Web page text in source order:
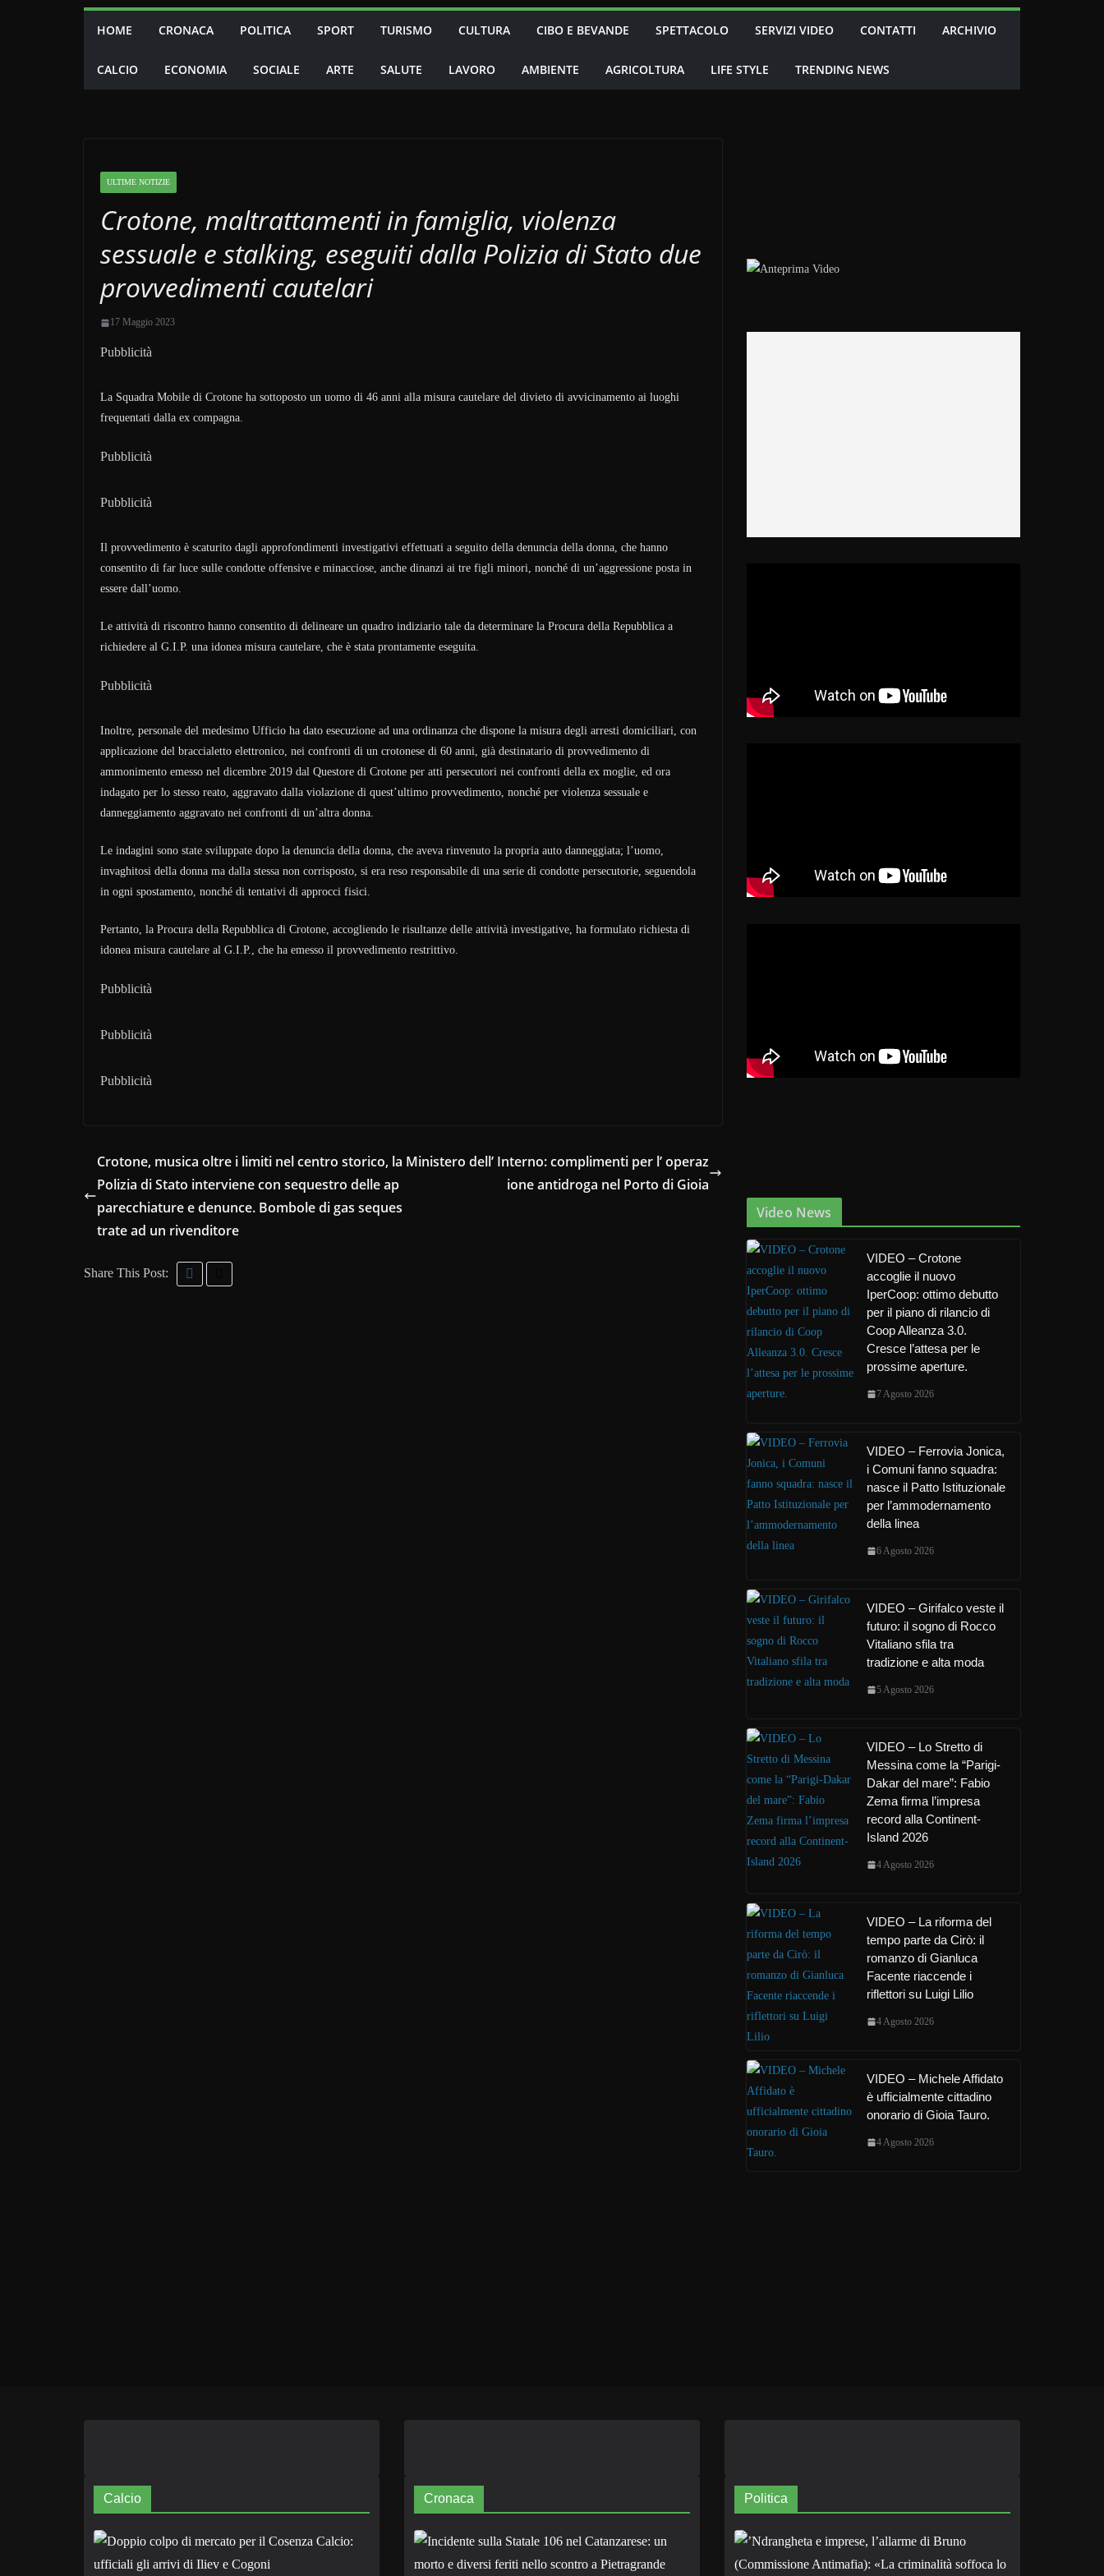
HOME CRONACA POLITICA SPORT TURISMO CULTURA CIBO E BEVANDE SPETTACOLO SERVIZI VIDEO CONTATTI ARCHIVIO
CALCIO ECONOMIA SOCIALE ARTE SALUTE LAVORO AMBIENTE AGRICOLTURA LIFE STYLE TRENDING NEWS
ULTIME NOTIZIE
Crotone, maltrattamenti in famiglia, violenza
sessuale e stalking, eseguiti dalla Polizia di Stato due
provvedimenti cautelari
17 Maggio 2023
Pubblicità
La Squadra Mobile di Crotone ha sottoposto un uomo di 46 anni alla misura cautelare del divieto di avvicinamento ai luoghi
frequentati dalla ex compagna.
Pubblicità
Pubblicità
Il provvedimento è scaturito dagli approfondimenti investigativi effettuati a seguito della denuncia della donna, che hanno
consentito di far luce sulle condotte offensive e minacciose, anche dinanzi ai tre figli minori, nonché di un’aggressione posta in
essere dall’uomo.
Le attività di riscontro hanno consentito di delineare un quadro indiziario tale da determinare la Procura della Repubblica a
richiedere al G.I.P. una idonea misura cautelare, che è stata prontamente eseguita.
Pubblicità
Inoltre, personale del medesimo Ufficio ha dato esecuzione ad una ordinanza che dispone la misura degli arresti domiciliari, con
applicazione del braccialetto elettronico, nei confronti di un crotonese di 60 anni, già destinatario di provvedimento di
ammonimento emesso nel dicembre 2019 dal Questore di Crotone per atti persecutori nei confronti della ex moglie, ed ora
indagato per lo stesso reato, aggravato dalla violazione di quest’ultimo provvedimento, nonché per violenza sessuale e
danneggiamento aggravato nei confronti di un’altra donna.
Le indagini sono state sviluppate dopo la denuncia della donna, che aveva rinvenuto la propria auto danneggiata; l’uomo,
invaghitosi della donna ma dalla stessa non corrisposto, si era reso responsabile di una serie di condotte persecutorie, seguendola
in ogni spostamento, nonché di tentativi di approcci fisici.
Pertanto, la Procura della Repubblica di Crotone, accogliendo le risultanze delle attività investigative, ha formulato richiesta di
idonea misura cautelare al G.I.P., che ha emesso il provvedimento restrittivo.
Pubblicità
Pubblicità
Pubblicità
Crotone, musica oltre i limiti nel centro storico, la
Polizia di Stato interviene con sequestro delle ap
parecchiature e denunce. Bombole di gas seques
trate ad un rivenditore
Ministero dell’ Interno: complimenti per l’ operaz
ione antidroga nel Porto di Gioia
Share This Post:
Video News
VIDEO – Crotone
accoglie il nuovo
IperCoop: ottimo debutto
per il piano di rilancio di
Coop Alleanza 3.0.
Cresce l’attesa per le
prossime aperture.
7 Agosto 2026
VIDEO – Ferrovia Jonica,
i Comuni fanno squadra:
nasce il Patto Istituzionale
per l’ammodernamento
della linea
6 Agosto 2026
VIDEO – Girifalco veste il
futuro: il sogno di Rocco
Vitaliano sfila tra
tradizione e alta moda
5 Agosto 2026
VIDEO – Lo Stretto di
Messina come la “Parigi-
Dakar del mare”: Fabio
Zema firma l’impresa
record alla Continent-
Island 2026
4 Agosto 2026
VIDEO – La riforma del
tempo parte da Cirò: il
romanzo di Gianluca
Facente riaccende i
riflettori su Luigi Lilio
4 Agosto 2026
VIDEO – Michele Affidato
è ufficialmente cittadino
onorario di Gioia Tauro.
4 Agosto 2026
Calcio Cronaca Politica